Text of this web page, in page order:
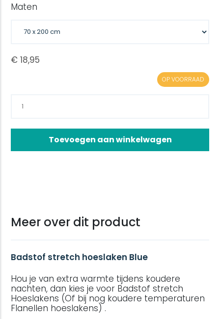
Maten
OP VOORRAAD
Toevoegen aan winkelwagen
Meer over dit product
Badstof stretch hoeslaken Blue
Hou je van extra warmte tijdens koudere
nachten, dan kies je voor Badstof stretch
Hoeslakens (Of bij nog koudere temperaturen
Flanellen hoeslakens) .